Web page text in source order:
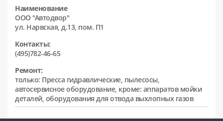
Наименование
ООО "Автодвор"
ул. Нарвская, д.13, пом. П1
Контакты:
(495)782-46-65
Ремонт:
только: Пресса гидравлические, пылесосы,
автосервисное оборудование, кроме: аппаратов мойки
деталей, оборудования для отвода выхлопных газов